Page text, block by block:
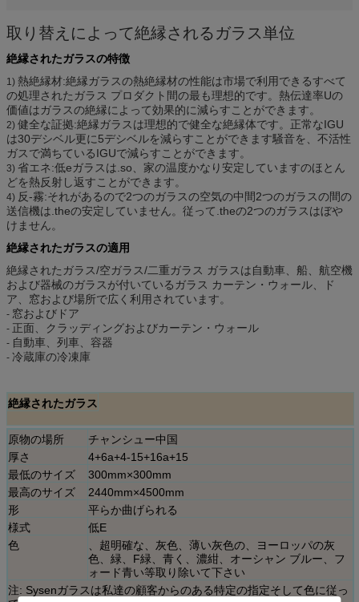
取り替えによって絶縁されるガラス単位
絶縁されたガラスの特徴
1) 熱絶縁材:絶縁ガラスの熱絶縁材の性能は市場で利用できるすべて
の処理されたガラス プロダクト間の最も理想的です。熱伝達率Uの
価値はガラスの絶縁によって効果的に減らすことができます。
2) 健全な証拠:絶縁ガラスは理想的で健全な絶縁体です。正常なIGU
は30デシベル更に5デシベルを減らすことができます騒音を、不活性
ガスで満ちているIGUで減らすことができます。
3) 省エネ:低eガラスは.so、家の温度かなり安定していますのほとん
どを熱反射し返すことができます。
4) 反-霧:それがあるので2つのガラスの空気の中間2つのガラスの間の
送信機は.theの安定していません。従って.theの2つのガラスはぼや
けません。
絶縁されたガラスの適用
絶縁されたガラス/空ガラス/二重ガラス ガラスは自動車、船、航空機
および器械のガラスが付いているガラス カーテン・ウォール、ド
ア、窓および場所で広く利用されています。
- 窓およびドア
- 正面、クラッディングおよびカーテン・ウォール
- 自動車、列車、容器
- 冷蔵庫の冷凍庫
絶縁されたガラス
原物の場所
チャンシュー中国
厚さ
4+6a+4-15+16a+15
最低のサイズ
300mm×300mm
最高のサイズ
2440mm×4500mm
形
平らか曲げられる
様式
低E
色
、超明確な、灰色、薄い灰色の、ヨーロッパの灰
色、緑、F緑、青く、濃紺、オーシャン ブルー、フ
ォード青い等取り除いて下さい
注: Sysenガラスは私達の顧客からのある特定の指定そして色に従っ